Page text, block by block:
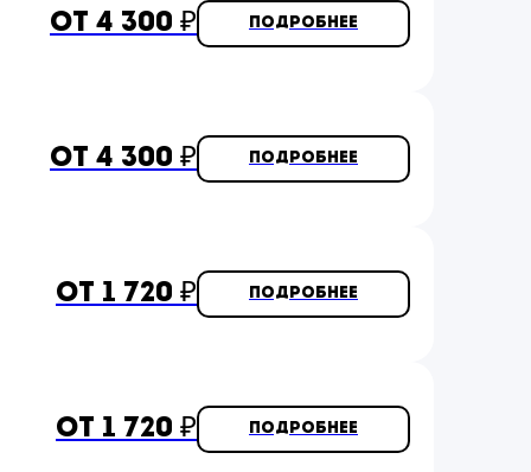
от 4 300 ₽ Подробнее
от 4 300 ₽ Подробнее
от 1 720 ₽ Подробнее
от 1 720 ₽ Подробнее